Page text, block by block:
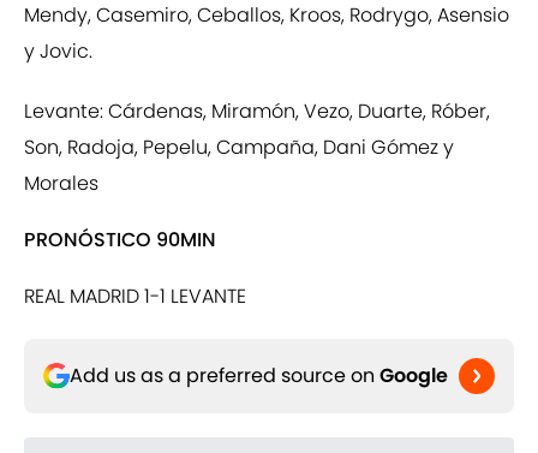
Mendy, Casemiro, Ceballos, Kroos, Rodrygo, Asensio
y Jovic.
Levante: Cárdenas, Miramón, Vezo, Duarte, Róber,
Son, Radoja, Pepelu, Campaña, Dani Gómez y
Morales
PRONÓSTICO 90MIN
REAL MADRID 1-1 LEVANTE
Add us as a preferred source on Google